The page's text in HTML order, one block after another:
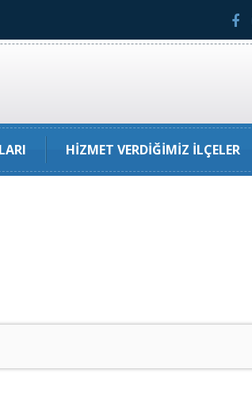
HIZMET VERDIĞIMIZ İLÇELER